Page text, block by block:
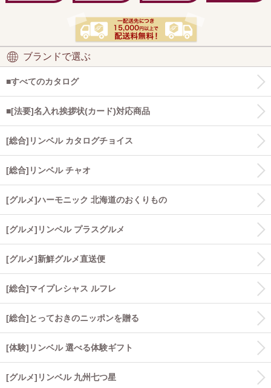
ブランドで選ぶ
■すべてのカタログ
■[法要]名入れ挨拶状(カード)対応商品
[総合]リンベル カタログチョイス
[総合]リンベル チャオ
[グルメ]ハーモニック 北海道のおくりもの
[グルメ]リンベル プラスグルメ
[グルメ]新鮮グルメ直送便
[総合]マイプレシャス ルフレ
[総合]とっておきのニッポンを贈る
[体験]リンベル 選べる体験ギフト
[グルメ]リンベル 九州七つ星